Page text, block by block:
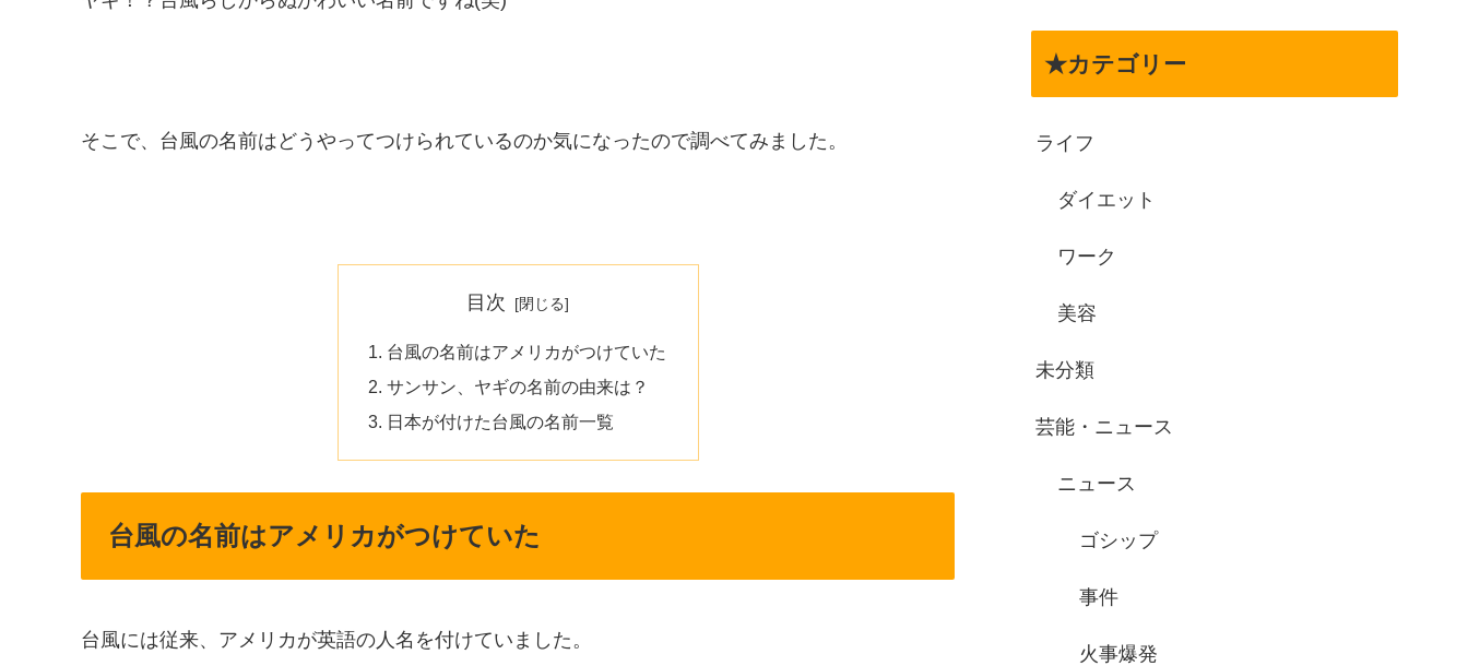
そこで、台風の名前はどうやってつけられているのか気になったので調べてみました。
目次
台風の名前はアメリカがつけていた
サンサン、ヤギの名前の由来は？
日本が付けた台風の名前一覧
台風の名前はアメリカがつけていた
台風には従来、アメリカが英語の人名を付けていました。
★カテゴリー
ライフ
ダイエット
ワーク
美容
未分類
芸能・ニュース
ニュース
ゴシップ
事件
火事爆発